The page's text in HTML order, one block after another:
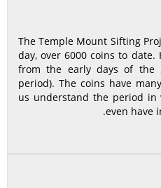
The Temple Mount Sifting
day, over 6000 coins to
from the early days of the
period). The coins have
us understand the period in
even have